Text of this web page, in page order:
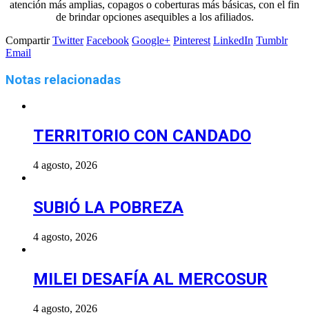
atención más amplias, copagos o coberturas más básicas, con el fin
de brindar opciones asequibles a los afiliados.
Compartir Twitter Facebook Google+ Pinterest LinkedIn Tumblr
Email
Notas relacionadas
TERRITORIO CON CANDADO
4 agosto, 2026
SUBIÓ LA POBREZA
4 agosto, 2026
MILEI DESAFÍA AL MERCOSUR
4 agosto, 2026